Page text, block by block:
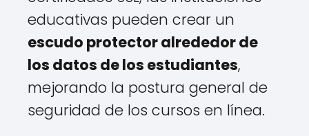
educativas pueden crear un
escudo protector alrededor de
los datos de los estudiantes,
mejorando la postura general de
seguridad de los cursos en línea.